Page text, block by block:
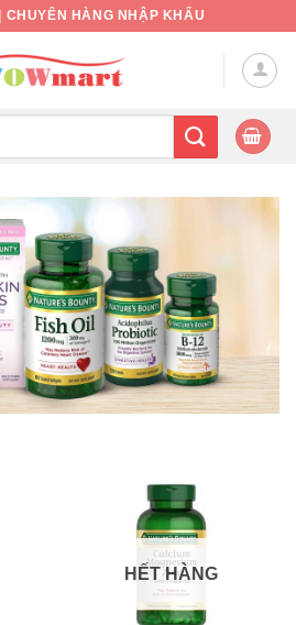
CHUYÊN HÀNG NHẬP KHẨU
HẾT HÀNG